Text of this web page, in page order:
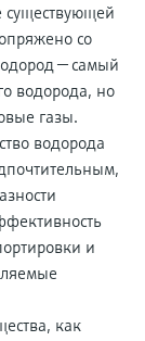
существующей
со
— самый
водорода, но
газы.
водорода
и
как